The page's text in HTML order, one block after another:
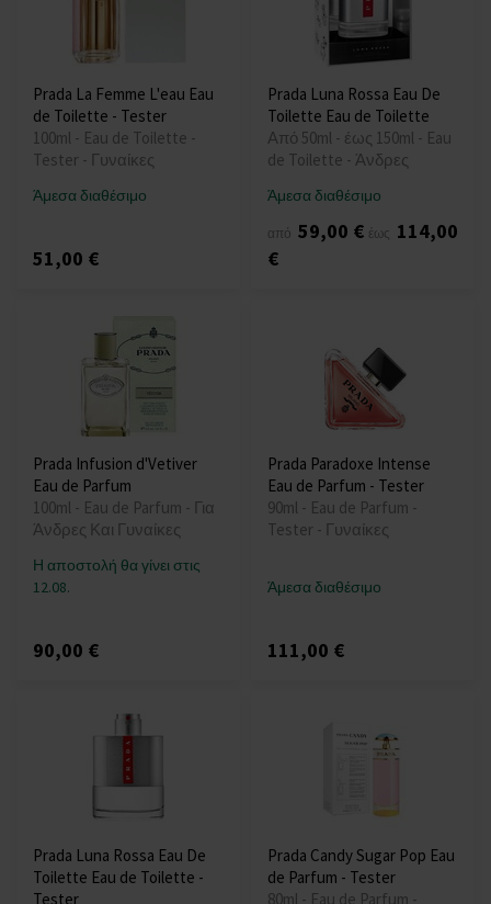
Prada La Femme L'eau Eau
de Toilette - Tester
100ml - Eau de Toilette -
Tester - Γυναίκες
Άμεσα διαθέσιμο
51,00 €
Prada Luna Rossa Eau De
Toilette Eau de Toilette
Από 50ml - έως 150ml - Eau
de Toilette - Άνδρες
Άμεσα διαθέσιμο
από 59,00 € έως 114,00
€
Prada Infusion d'Vetiver
Eau de Parfum
100ml - Eau de Parfum - Για
Άνδρες Και Γυναίκες
Η αποστολή θα γίνει στις
12.08.
90,00 €
Prada Paradoxe Intense
Eau de Parfum - Tester
90ml - Eau de Parfum -
Tester - Γυναίκες
Άμεσα διαθέσιμο
111,00 €
Prada Luna Rossa Eau De
Toilette Eau de Toilette -
Tester
Prada Candy Sugar Pop Eau
de Parfum - Tester
80ml - Eau de Parfum -